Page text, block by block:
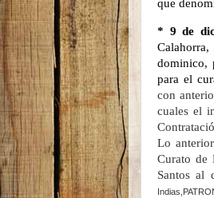
que
* 9 de
dominico,
para el
con
cuales el
Lo
Curato de
Santos al